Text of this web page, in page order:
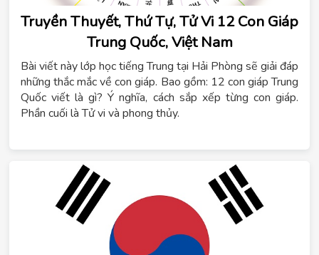
Truyền Thuyết, Thứ Tự, Tử Vi 12 Con Giáp
Trung Quốc, Việt Nam
Bài viết này lớp học tiếng Trung tại Hải Phòng sẽ giải đáp
những thắc mắc về con giáp. Bao gồm: 12 con giáp Trung
Quốc viết là gì? Ý nghĩa, cách sắp xếp từng con giáp.
Phần cuối là Tử vi và phong thủy.